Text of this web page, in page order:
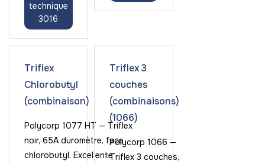
technique
3016
Triflex
Chlorobutyl
(combinaison)
Polycorp 1077 HT — Triflex
noir, 65A duromètre, face
chlorobutyl. Excellente
Triflex 3
couches
(combinaisons)
(1066)
Polycorp 1066 —
Triflex 3 couches,